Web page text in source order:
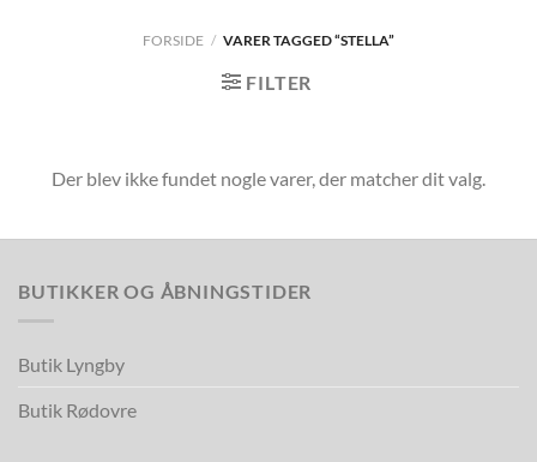
FORSIDE / VARER TAGGED “STELLA”
FILTER
Der blev ikke fundet nogle varer, der matcher dit valg.
BUTIKKER OG ÅBNINGSTIDER
Butik Lyngby
Butik Rødovre